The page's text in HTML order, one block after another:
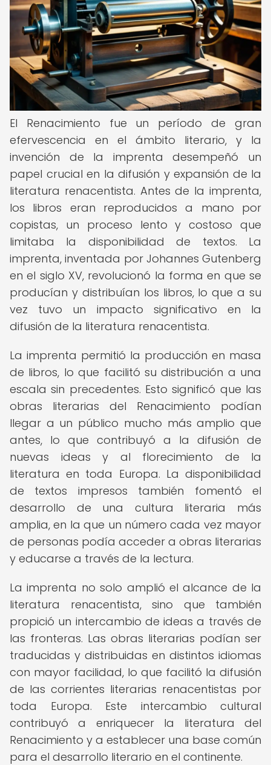
El Renacimiento fue un período de gran
efervescencia en el ámbito literario, y la
invención de la imprenta desempeñó un
papel crucial en la difusión y expansión de la
literatura renacentista. Antes de la imprenta,
los libros eran reproducidos a mano por
copistas, un proceso lento y costoso que
limitaba la disponibilidad de textos. La
imprenta, inventada por Johannes Gutenberg
en el siglo XV, revolucionó la forma en que se
producían y distribuían los libros, lo que a su
vez tuvo un impacto significativo en la
difusión de la literatura renacentista.
La imprenta permitió la producción en masa
de libros, lo que facilitó su distribución a una
escala sin precedentes. Esto significó que las
obras literarias del Renacimiento podían
llegar a un público mucho más amplio que
antes, lo que contribuyó a la difusión de
nuevas ideas y al florecimiento de la
literatura en toda Europa. La disponibilidad
de textos impresos también fomentó el
desarrollo de una cultura literaria más
amplia, en la que un número cada vez mayor
de personas podía acceder a obras literarias
y educarse a través de la lectura.
La imprenta no solo amplió el alcance de la
literatura renacentista, sino que también
propició un intercambio de ideas a través de
las fronteras. Las obras literarias podían ser
traducidas y distribuidas en distintos idiomas
con mayor facilidad, lo que facilitó la difusión
de las corrientes literarias renacentistas por
toda Europa. Este intercambio cultural
contribuyó a enriquecer la literatura del
Renacimiento y a establecer una base común
para el desarrollo literario en el continente.